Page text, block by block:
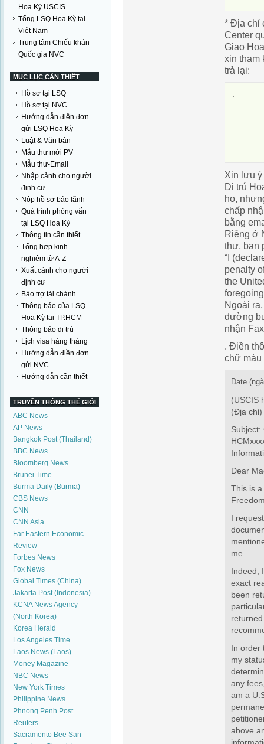
Hoa Kỳ USCIS
Tổng LSQ Hoa Kỳ tại
Việt Nam
Trung tâm Chiếu khán
Quốc gia NVC
MỤC LỤC CẦN THIẾT
Hồ sơ tại LSQ
Hồ sơ tại NVC
Hướng dẫn điền đơn
gửi LSQ Hoa Kỳ
Luật & Văn bản
Mẫu thư mời PV
Mẫu thư-Email
Nhập cảnh cho người
định cư
Nộp hồ sơ bảo lãnh
Quá trình phỏng vấn
tại LSQ Hoa Kỳ
Thông tin cần thiết
Tổng hợp kinh
nghiệm từ A-Z
Xuất cảnh cho người
định cư
Bảo trợ tài chánh
Thông báo của LSQ
Hoa Kỳ tại TP.HCM
Thông báo di trú
Lịch visa hàng tháng
Hướng dẫn điền đơn
gửi NVC
Hướng dẫn cần thiết
TRUYỀN THÔNG THẾ GIỚI
ABC News
AP News
Bangkok Post (Thailand)
BBC News
Bloomberg News
Brunei Time
Burma Daily (Burma)
CBS News
CNN
CNN Asia
Far Eastern Economic
Review
Forbes News
Fox News
Global Times (China)
Jakarta Post (Indonesia)
KCNA News Agency
(North Korea)
Korea Herald
Los Angeles Time
Laos News (Laos)
Money Magazine
NBC News
New York Times
Philippine News
Phnong Penh Post
Reuters
Sacramento Bee San
* Địa chỉ
Center
Giao
xin tham
trả lại:
Xin lưu
Di trú
họ,
chấp
bằng
Riêng ở
thư, bạn
“I
penalty
the
Ngoài
đường
nhận
. Điền
chữ màu
Date
(USCIS
(Địa chỉ)
Subject:
Dear
This is
I
me.
Indeed,
exact
been
In order
my
any
am a
above